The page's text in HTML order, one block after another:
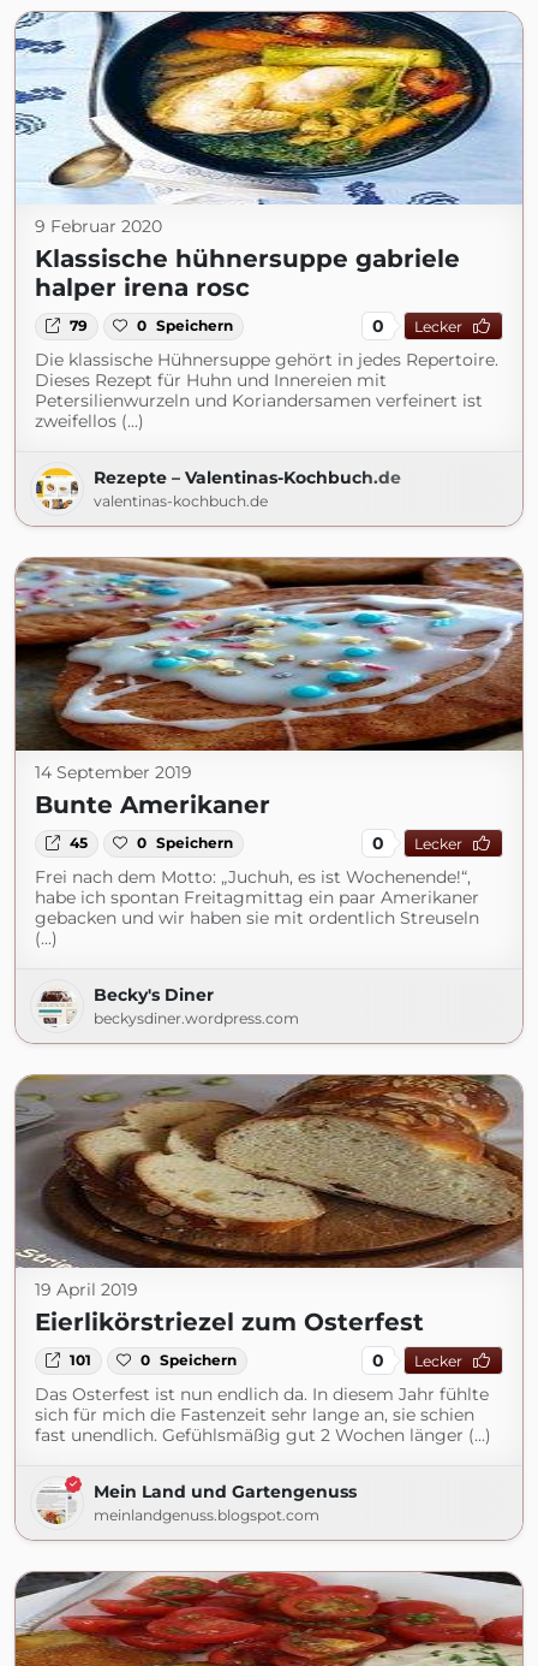
9 Februar 2020
Klassische hühnersuppe gabriele
halper irena rosc
79 0 Speichern 0 Lecker
Die klassische Hühnersuppe gehört in jedes Repertoire.
Dieses Rezept für Huhn und Innereien mit
Petersilienwurzeln und Koriandersamen verfeinert ist
zweifellos (...)
Rezepte – Valentinas-Kochbuch.de
valentinas-kochbuch.de
14 September 2019
Bunte Amerikaner
45 0 Speichern 0 Lecker
Frei nach dem Motto: „Juchuh, es ist Wochenende!“,
habe ich spontan Freitagmittag ein paar Amerikaner
gebacken und wir haben sie mit ordentlich Streuseln
(...)
Becky's Diner
beckysdiner.wordpress.com
19 April 2019
Eierlikörstriezel zum Osterfest
101 0 Speichern 0 Lecker
Das Osterfest ist nun endlich da. In diesem Jahr fühlte
sich für mich die Fastenzeit sehr lange an, sie schien
fast unendlich. Gefühlsmäßig gut 2 Wochen länger (...)
Mein Land und Gartengenuss
meinlandgenuss.blogspot.com